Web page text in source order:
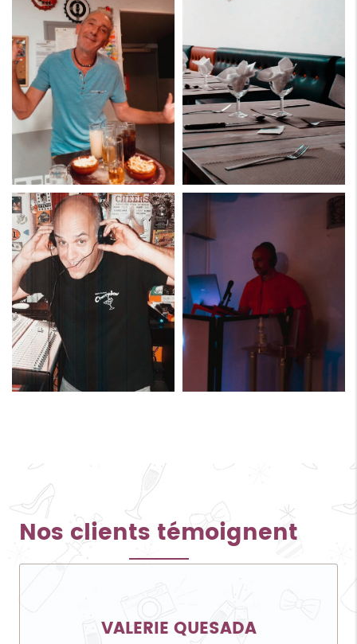
Nos clients témoignent
VALERIE QUESADA